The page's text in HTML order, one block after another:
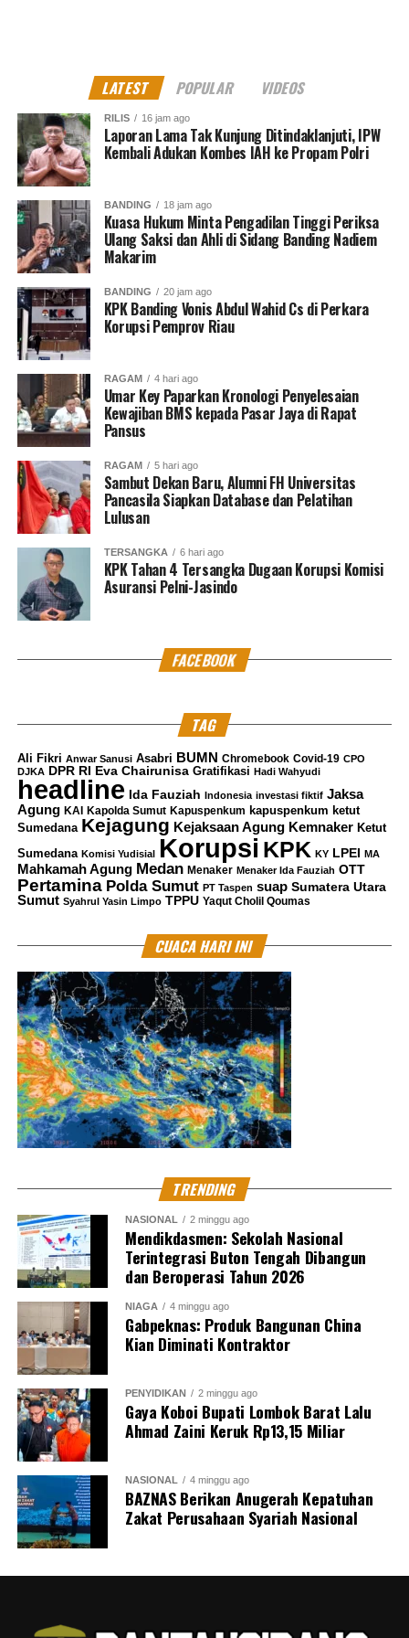
LATEST POPULAR VIDEOS
RILIS 16 jam ago
Laporan Lama Tak Kunjung Ditindaklanjuti, IPW
Kembali Adukan Kombes IAH ke Propam Polri
BANDING 18 jam ago
Kuasa Hukum Minta Pengadilan Tinggi Periksa
Ulang Saksi dan Ahli di Sidang Banding Nadiem
Makarim
BANDING 20 jam ago
KPK Banding Vonis Abdul Wahid Cs di Perkara
Korupsi Pemprov Riau
RAGAM 4 hari ago
Umar Key Paparkan Kronologi Penyelesaian
Kewajiban BMS kepada Pasar Jaya di Rapat
Pansus
RAGAM 5 hari ago
Sambut Dekan Baru, Alumni FH Universitas
Pancasila Siapkan Database dan Pelatihan
Lulusan
TERSANGKA 6 hari ago
KPK Tahan 4 Tersangka Dugaan Korupsi Komisi
Asuransi Pelni-Jasindo
FACEBOOK
TAG
Ali Fikri Anwar Sanusi Asabri BUMN Chromebook Covid-19 CPO
DJKA
DPR RI Eva Chairunisa Gratifikasi Hadi Wahyudi
headline Ida Fauziah Indonesia investasi fiktif Jaksa
Agung KAI Kapolda Sumut Kapuspenkum kapuspenkum ketut
Sumedana Kejagung Kejaksaan Agung Kemnaker Ketut
Sumedana Komisi Yudisial Korupsi KPK KY LPEI MA
Mahkamah Agung Medan Menaker Menaker Ida Fauziah OTT
Pertamina Polda Sumut PT Taspen suap Sumatera Utara
Sumut Syahrul Yasin Limpo TPPU Yaqut Cholil Qoumas
CUACA HARI INI
TRENDING
NASIONAL 2 minggu ago
Mendikdasmen: Sekolah Nasional
Terintegrasi Buton Tengah Dibangun
dan Beroperasi Tahun 2026
NIAGA 4 minggu ago
Gabpeknas: Produk Bangunan China
Kian Diminati Kontraktor
PENYIDIKAN 2 minggu ago
Gaya Koboi Bupati Lombok Barat Lalu
Ahmad Zaini Keruk Rp13,15 Miliar
NASIONAL 4 minggu ago
BAZNAS Berikan Anugerah Kepatuhan
Zakat Perusahaan Syariah Nasional